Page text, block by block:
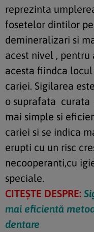
reprezinta
fosetelor dintilor
demineralizari si
acest nivel ,
acesta fiindca
cariei. Sigilarea
o suprafata curata
mai simple si
cariei si se indica
erupti cu un risc
necooperanti,cu
speciale.
CITEȘTE DESPRE:
mai eficientă
dentare